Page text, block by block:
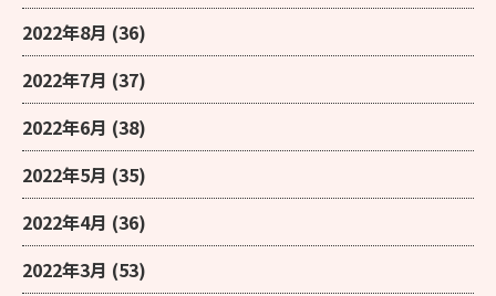
2022年8月 (36)
2022年7月 (37)
2022年6月 (38)
2022年5月 (35)
2022年4月 (36)
2022年3月 (53)